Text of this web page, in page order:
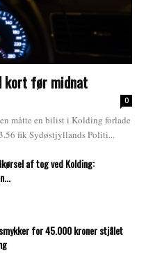
kort før midnat
0
måtte en bilist i Kolding forlade
fik Sydøstjyllands Politi...
af tog ved Kolding:
for 45.000 kroner stjålet